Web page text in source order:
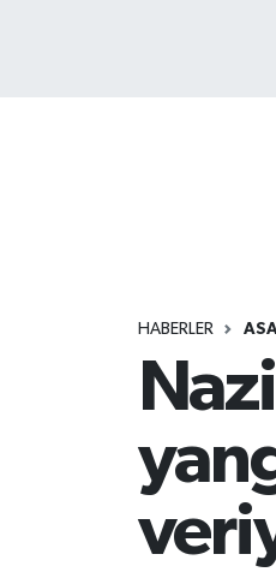
HABERLER